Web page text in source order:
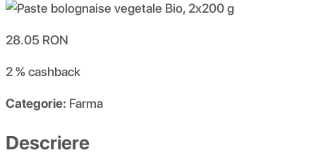
28.05 RON
2 %cashback
Categorie: Farma
Descriere